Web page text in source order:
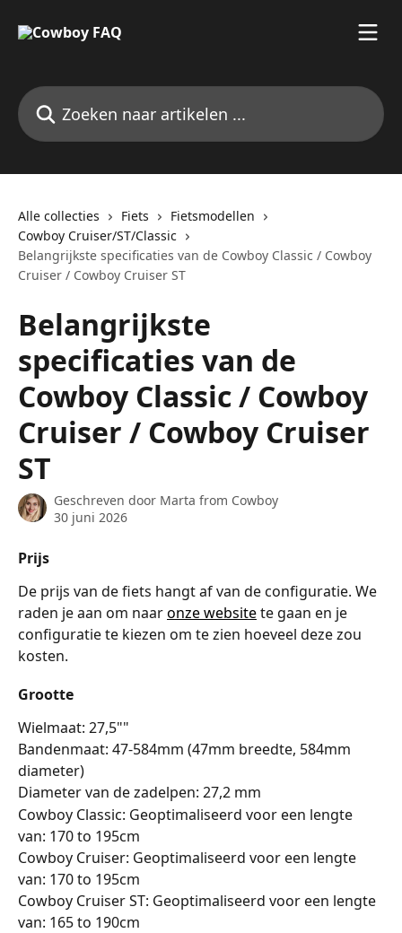
Zoeken naar artikelen ...
Alle collecties Fiets
Fietsmodellen
Cowboy Cruiser/ST/Classic
Belangrijkste specificaties van de Cowboy Classic / Cowboy
Cruiser / Cowboy Cruiser ST
Belangrijkste
specificaties van de
Cowboy Classic / Cowboy
Cruiser / Cowboy Cruiser
ST
Geschreven door Marta from Cowboy
30 juni 2026
Prijs
De prijs van de fiets hangt af van de configuratie. We
raden je aan om naar onze website te gaan en je
configuratie te kiezen om te zien hoeveel deze zou
kosten.
Grootte
Wielmaat: 27,5""
Bandenmaat: 47-584mm (47mm breedte, 584mm
diameter)
Diameter van de zadelpen: 27,2 mm
Cowboy Classic: Geoptimaliseerd voor een lengte
van: 170 to 195cm
Cowboy Cruiser: Geoptimaliseerd voor een lengte
van: 170 to 195cm
Cowboy Cruiser ST: Geoptimaliseerd voor een lengte
van: 165 to 190cm